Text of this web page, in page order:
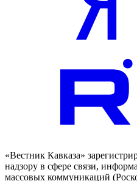
«Вестник Кавказа»
надзору в сфере связи,
массовых коммуникаций